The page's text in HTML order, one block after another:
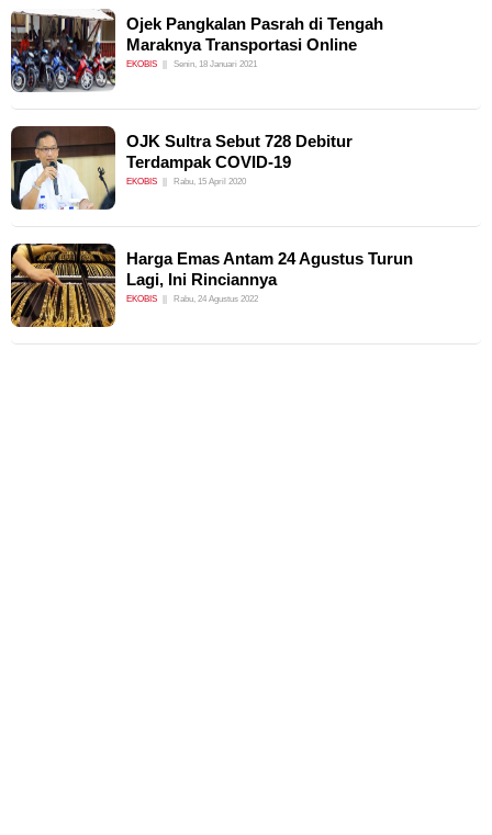
Ojek Pangkalan Pasrah di Tengah
Maraknya Transportasi Online
EKOBIS Senin, 18 Januari 2021
OJK Sultra Sebut 728 Debitur
Terdampak COVID-19
EKOBIS Rabu, 15 April 2020
Harga Emas Antam 24 Agustus Turun
Lagi, Ini Rinciannya
EKOBIS Rabu, 24 Agustus 2022